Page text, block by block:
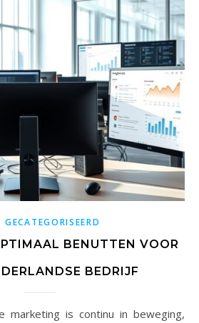
GECATEGORISEERD
BENUTTEN VOOR
BEDRIJF